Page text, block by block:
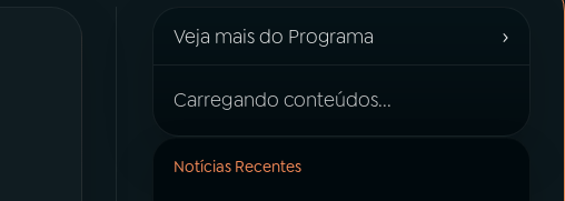
Veja mais do Programa ›
Carregando conteúdos...
Notícias Recentes